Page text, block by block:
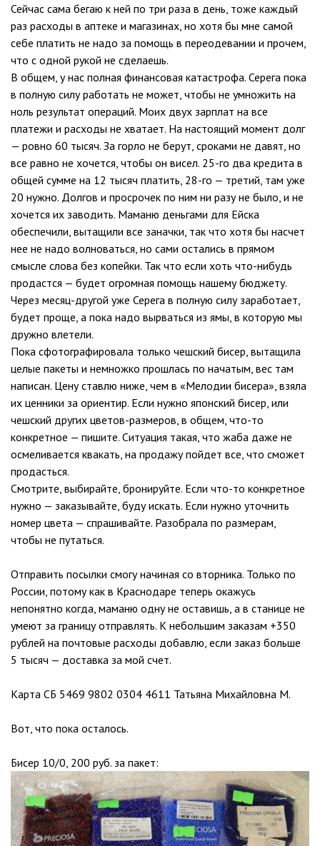
Сейчас сама бегаю к ней по три раза в день, тоже каждый
раз расходы в аптеке и магазинах, но хотя бы мне самой
себе платить не надо за помощь в переодевании и прочем,
что с одной рукой не сделаешь.
В общем, у нас полная финансовая катастрофа. Серега пока
в полную силу работать не может, чтобы не умножить на
ноль результат операций. Моих двух зарплат на все
платежи и расходы не хватает. На настоящий момент долг
— ровно 60 тысяч. За горло не берут, сроками не давят, но
все равно не хочется, чтобы он висел. 25-го два кредита в
общей сумме на 12 тысяч платить, 28-го — третий, там уже
20 нужно. Долгов и просрочек по ним ни разу не было, и не
хочется их заводить. Маманю деньгами для Ейска
обеспечили, вытащили все заначки, так что хотя бы насчет
нее не надо волноваться, но сами остались в прямом
смысле слова без копейки. Так что если хоть что-нибудь
продастся — будет огромная помощь нашему бюджету.
Через месяц-другой уже Серега в полную силу заработает,
будет проще, а пока надо вырваться из ямы, в которую мы
дружно влетели.
Пока сфотографировала только чешский бисер, вытащила
целые пакеты и немножко прошлась по начатым, вес там
написан. Цену ставлю ниже, чем в «Мелодии бисера», взяла
их ценники за ориентир. Если нужно японский бисер, или
чешский других цветов-размеров, в общем, что-то
конкретное — пишите. Ситуация такая, что жаба даже не
осмеливается квакать, на продажу пойдет все, что сможет
продасться.
Смотрите, выбирайте, бронируйте. Если что-то конкретное
нужно — заказывайте, буду искать. Если нужно уточнить
номер цвета — спрашивайте. Разобрала по размерам,
чтобы не путаться.
Отправить посылки смогу начиная со вторника. Только по
России, потому как в Краснодаре теперь окажусь
непонятно когда, маманю одну не оставишь, а в станице не
умеют за границу отправлять. К небольшим заказам +350
рублей на почтовые расходы добавлю, если заказ больше
5 тысяч — доставка за мой счет.
Карта СБ 5469 9802 0304 4611 Татьяна Михайловна М.
Вот, что пока осталось.
Бисер 10/0, 200 руб. за пакет: